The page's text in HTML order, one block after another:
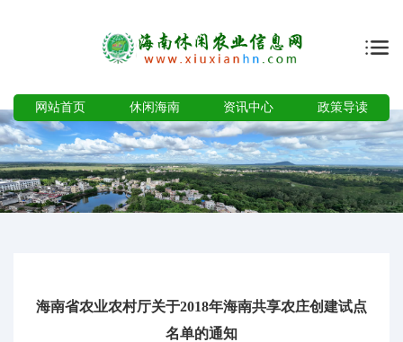
网站首页 休闲海南 资讯中心 政策导读
海南省农业农村厅关于2018年海南共享农庄创建试点
名单的通知